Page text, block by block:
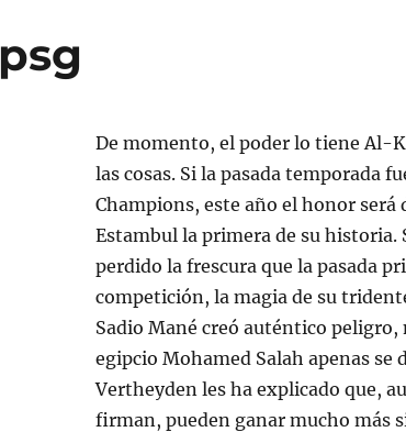
De momento, el poder lo tiene Al-
las cosas. Si la pasada temporada
Champions, este año el honor
Estambul la primera de su historia.
perdido la frescura que la pasada
competición, la magia de su
Sadio Mané creó auténtico
egipcio Mohamed Salah apenas se
Vertheyden les ha explicado que,
firman, pueden ganar mucho más